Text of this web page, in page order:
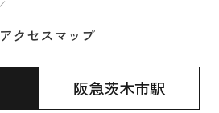
アクセスマップ
阪急茨木市駅